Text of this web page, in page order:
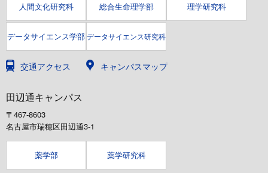
人間文化研究科 総合生命理学部 理学研究科
データサイエンス学部データサイエンス研究科
交通アクセス キャンパスマップ
田辺通キャンパス
〒467-8603
名古屋市瑞穂区田辺通3-1
薬学部 薬学研究科